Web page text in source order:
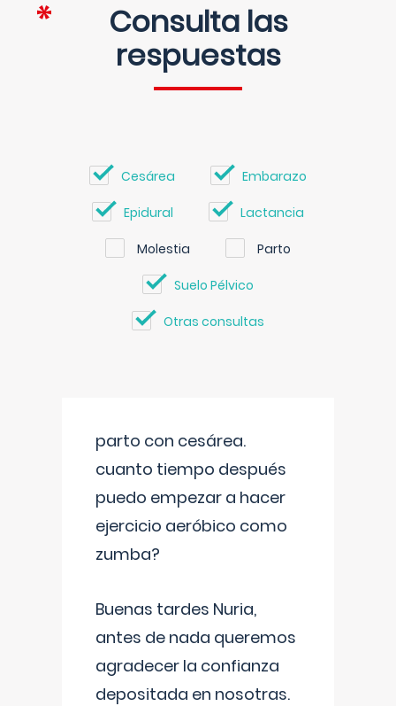
Consulta las
respuestas
Cesárea Embarazo
Epidural Lactancia
Molestia Parto
Suelo Pélvico
Otras consultas
parto con cesárea.
cuanto tiempo después
puedo empezar a hacer
ejercicio aeróbico como
zumba?
Buenas tardes Nuria,
antes de nada queremos
agradecer la confianza
depositada en nosotras.